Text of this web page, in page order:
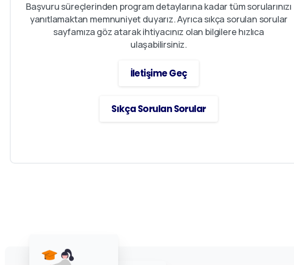
Başvuru süreçlerinden program detaylarına kadar tüm sorularınızı
yanıtlamaktan memnuniyet duyarız. Ayrıca sıkça sorulan sorular
sayfamıza göz atarak ihtiyacınız olan bilgilere hızlıca
ulaşabilirsiniz.
İletişime Geç
Sıkça Sorulan Sorular